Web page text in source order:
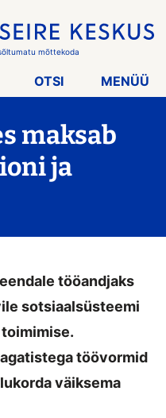
mõttekoda
OTSI MENÜÜ
maksab
ja
tööandjaks
sotsiaalsüsteemi
töövormid
väiksema